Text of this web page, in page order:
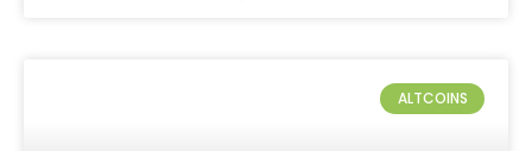
ALTCOINS